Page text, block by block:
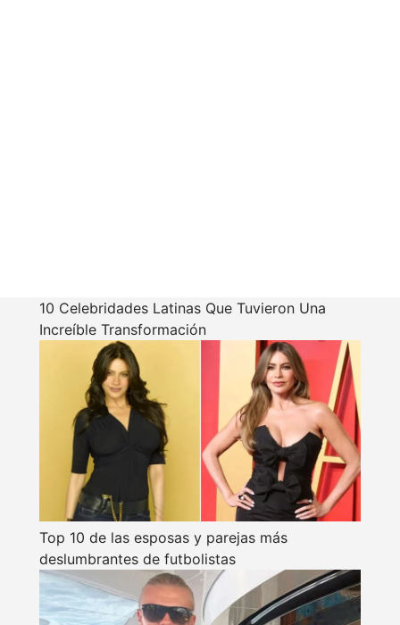
10 Celebridades Latinas Que Tuvieron Una
Increíble Transformación
Top 10 de las esposas y parejas más
deslumbrantes de futbolistas